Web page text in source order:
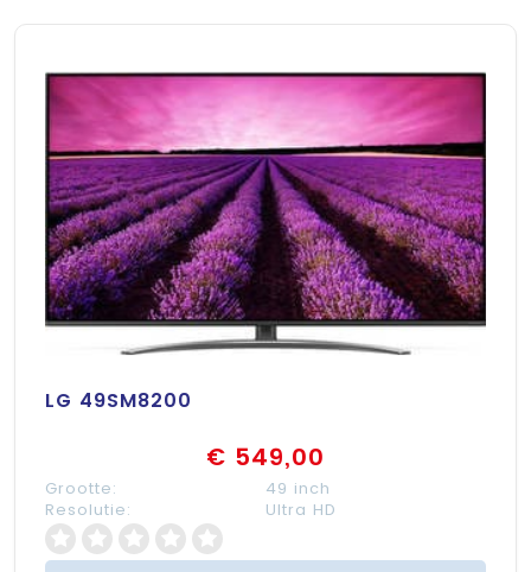
LG 49SM8200
€ 549,00
Grootte:
49 inch
Resolutie:
Ultra HD